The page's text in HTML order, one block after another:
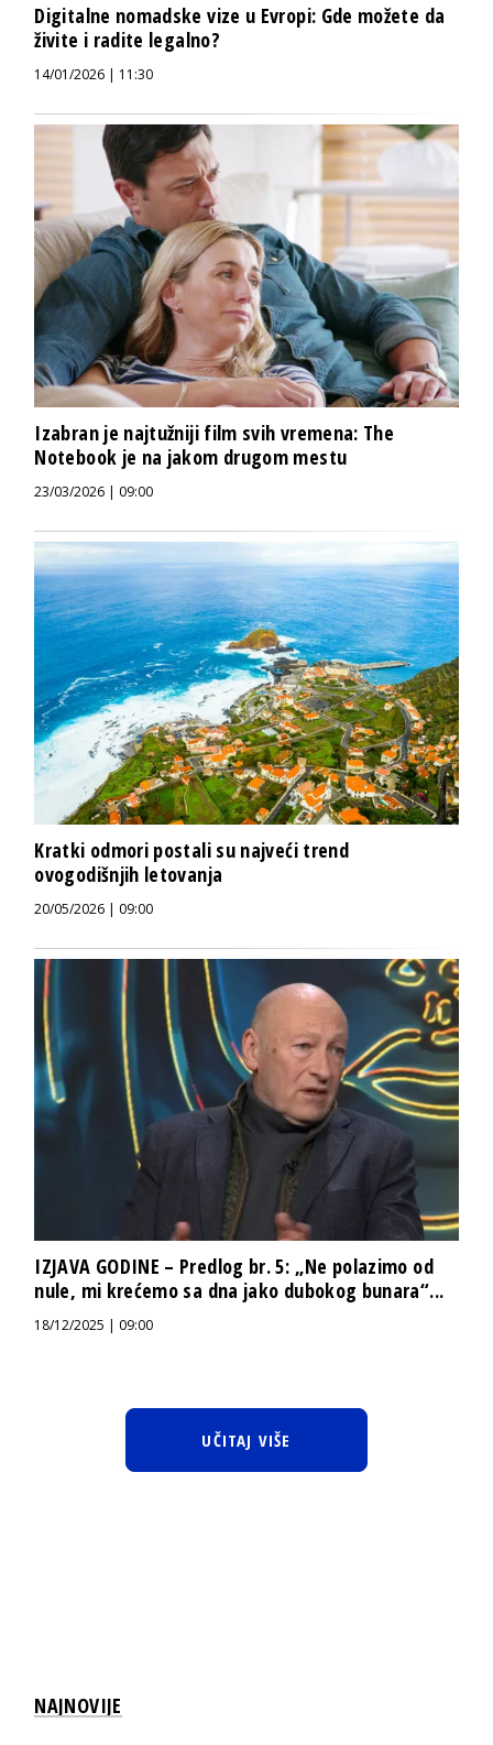
Digitalne nomadske vize u Evropi: Gde možete da
živite i radite legalno?
14/01/2026 | 11:30
Izabran je najtužniji film svih vremena: The
Notebook je na jakom drugom mestu
23/03/2026 | 09:00
Kratki odmori postali su najveći trend
ovogodišnjih letovanja
20/05/2026 | 09:00
IZJAVA GODINE – Predlog br. 5: „Ne polazimo od
nule, mi krećemo sa dna jako dubokog bunara“...
18/12/2025 | 09:00
UČITAJ VIŠE
NAJNOVIJE